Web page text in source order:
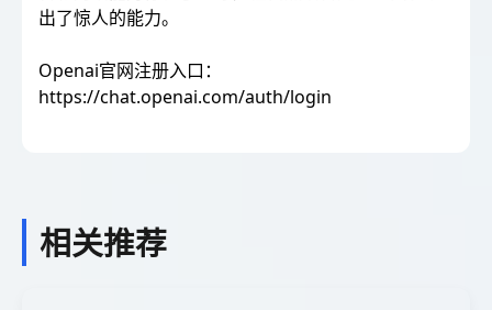
出了惊人的能力。
Openai官网注册入口：
https://chat.openai.com/auth/login
相关推荐